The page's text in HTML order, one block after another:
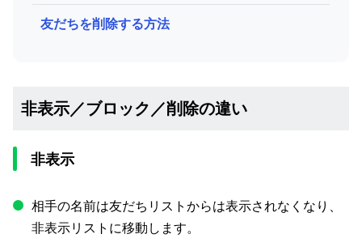
友だちを削除する方法
非表示／ブロック／削除の違い
非表示
相手の名前は友だちリストからは表示されなくなり、
非表示リストに移動します。